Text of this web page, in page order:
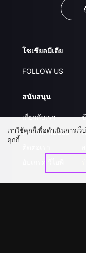
โซเชียลมีเดีย
FOLLOW US
สนับสนุน
เกี่ยวกับเรา
คำถามที่พบบ่อย
เราใช้คุกกี้เพื่อดำเนินการเ
คุกกี้